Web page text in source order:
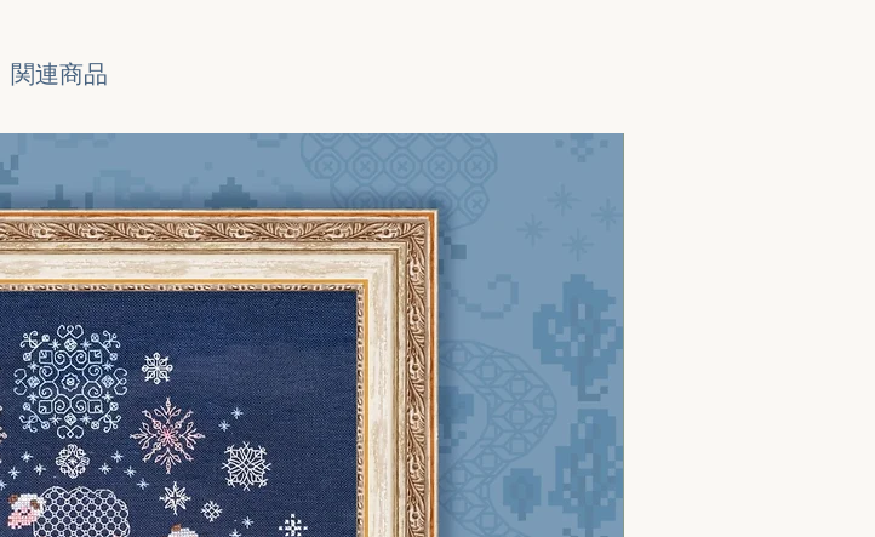
関連商品